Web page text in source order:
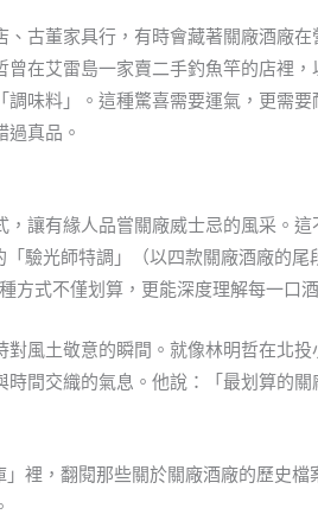
古董家具行，有時會藏著關廠酒廠
在艾雷島一家賣二手釣魚竿的店裡
味料」。這種驚喜需要運氣，更需要
過真品。
讓有緣人品嘗關廠威士忌的風采。
驗光師特調」（以四款關廠酒廠的
式不僅划算，更能深度理解每一口酒
風土敬意的瞬間。就像林明哲在北
間交織的氣息。他說：「最划算的
」裡，翻閱那些關於關廠酒廠的歷史